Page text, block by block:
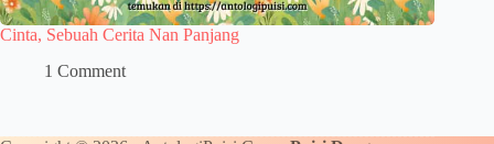
Cinta, Sebuah Cerita Nan Panjang
1 Comment